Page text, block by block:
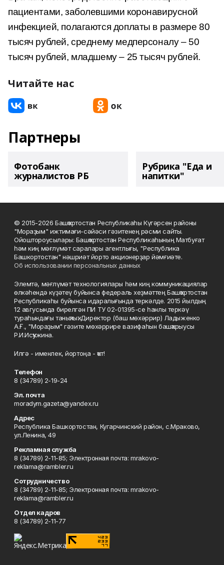
пациентами, заболевшими коронавирусной
инфекцией, полагаются доплаты в размере 80
тысяч рублей, среднему медперсоналу – 50
тысяч рублей, младшему – 25 тысяч рублей.
Читайте нас
Партнеры
Фотобанк
журналистов РБ
Рубрика "Еда и
напитки"
© 2015-2026 Башҡортостан Республикаһы Күгәрсен районы
"Мораҙым" ижтимағи-сәйәси гәзитенең рәсми сайты.
Ойоштороусылары: Башҡортостан Республикаһының Матбуғат
һәм киң мәғлүмәт саралары агентлығы, "Республика
Башкортостан" нәшриәт йорто акционерҙар йәмғиәте.
Об использовании персональных данных
Элемтә, мәғлүмәт технологиялары һәм киң коммуникациялар
өлкәһендә күҙәтеү буйынса федераль хеҙмәттең Башҡортостан
Республикаһы буйынса идаралығында теркәлде. 2015 йылдың
12 авгусында бирелгән ПИ ТУ 02-01395-се һанлы теркәү
тураһындағы таныҡлыҡ. Директор (баш мөхәррир) Ладыженко
А.Ғ., "Мораҙым" гәзите мөхәррире вазифаһын башҡарыусы
Р.И.Исҡужина.
Илгә - именлек, йортоңа - ҡот!
Телефон
8 (34789) 2-19-24
Эл. почта
moradym.gazeta@yandex.ru
Адрес
Республика Башкортостан, Кугарчинский район, с.Мраково,
ул.Ленина, 49
Рекламная служба
8 (34789) 2-11-85; Электронная почта: mrakovo-
reklama@rambler.ru
Сотрудничество
8 (34789) 2-11-85; Электронная почта: mrakovo-
reklama@rambler.ru
Отдел кадров
8 (34789) 2-11-77